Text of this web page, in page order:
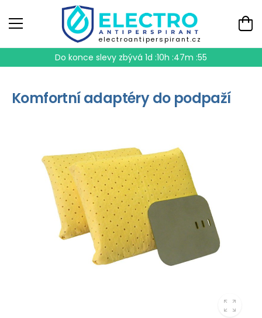
electroantiperspirant.cz
Do konce slevy zbývá 1d :10h :47m :54
Komfortní adaptéry do podpaží